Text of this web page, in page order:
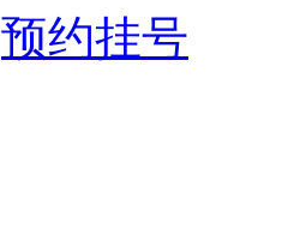
预约挂号